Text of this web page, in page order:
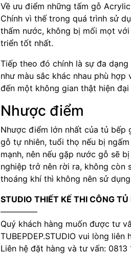
Về ưu điểm những tấm gỗ
Chính vì thế trong quá trình sử
thấm nước, không bị mối mọt
triển tốt nhất.
Tiếp theo đó chính là sự đa
như màu sắc khác nhau phù
đến một không gian thật hiện đại
Nhược điểm
Nhược điểm lớn nhất của tủ bếp
gỗ tự nhiên, tuổi thọ nếu bị
mạnh, nên nếu gặp nước gỗ sẽ
nghiệp trở nên rời ra, không còn
thoáng khí thì không nên sử
STUDIO THIẾT KẾ THI CÔNG
————–
Quý khách hàng muốn được tư
TUBEPDEP.STUDIO vui lòng
Liên hệ đặt hàng và tư vấn: 0813